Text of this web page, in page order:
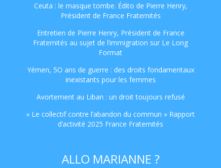
Ceuta : le masque tombe. Édito de Pierre Henry,
Président de France Fraternités
Entretien de Pierre Henry, Président de France
Fraternités au sujet de l’immigration sur Le Long
Format
Yémen, 5O ans de guerre : des droits fondamentaux
inexistants pour les femmes
Avortement au Liban : un droit toujours refusé
« Le collectif contre l’abandon du commun » Rapport
d’activité 2025 France Fraternités
ALLO MARIANNE ?